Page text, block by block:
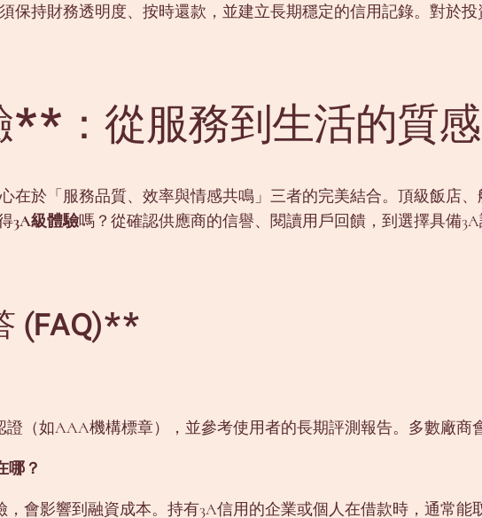
須保持財務透明度、按時還款，並建立長期穩定的信用記錄。對於
：從服務到生活的質
在於「服務品質、效率與情感共鳴」三者的完美結合。頂級飯店
3A級體驗嗎？從確認供應商的信譽、閱讀用戶回饋，到選擇具備
(FAQ)**
證（如AAA機構標章），並參考使用者的長期評測報告。多數廠商
哪？
，會影響到融資成本。持有3A信用的企業或個人在借款時，通常能